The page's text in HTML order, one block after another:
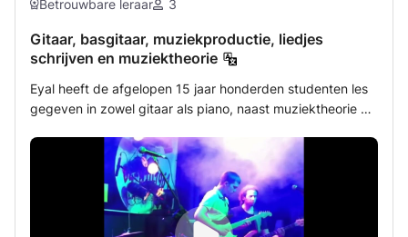
Betrouwbare leraar 3
Gitaar, basgitaar, muziekproductie, liedjes
schrijven en muziektheorie
Eyal heeft de afgelopen 15 jaar honderden studenten les
gegeven in zowel gitaar als piano, naast muziektheorie en
bachelor compositie, een lerarendiploma van de
muziekacademie in Jeruzalem en een master compositie
van Codarts, Rotterdam), heeft Eyal ervaring opgedaan in
een breed scala aan verschillende muziekstijlen,
waaronder rock, blues, jazz, klassieke muziek,